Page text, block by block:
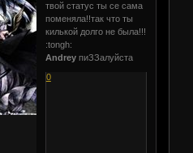
твой статус ты се сама
поменяла!!так что ты
килькой долго не была!!!
:tongh:
AndreyпиЗЗалуйста
0